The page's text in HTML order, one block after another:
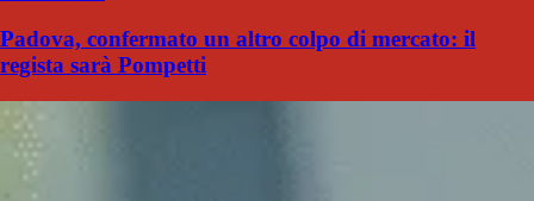
Padova, confermato un altro colpo di mercato: il
regista sarà Pompetti